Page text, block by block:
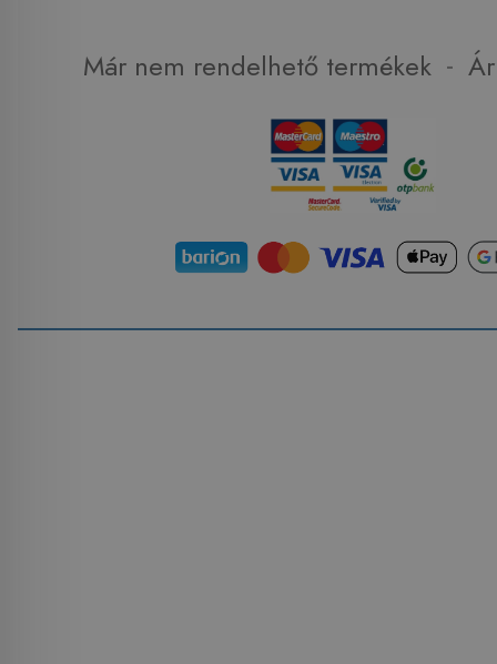
Már nem rendelhető termékek -